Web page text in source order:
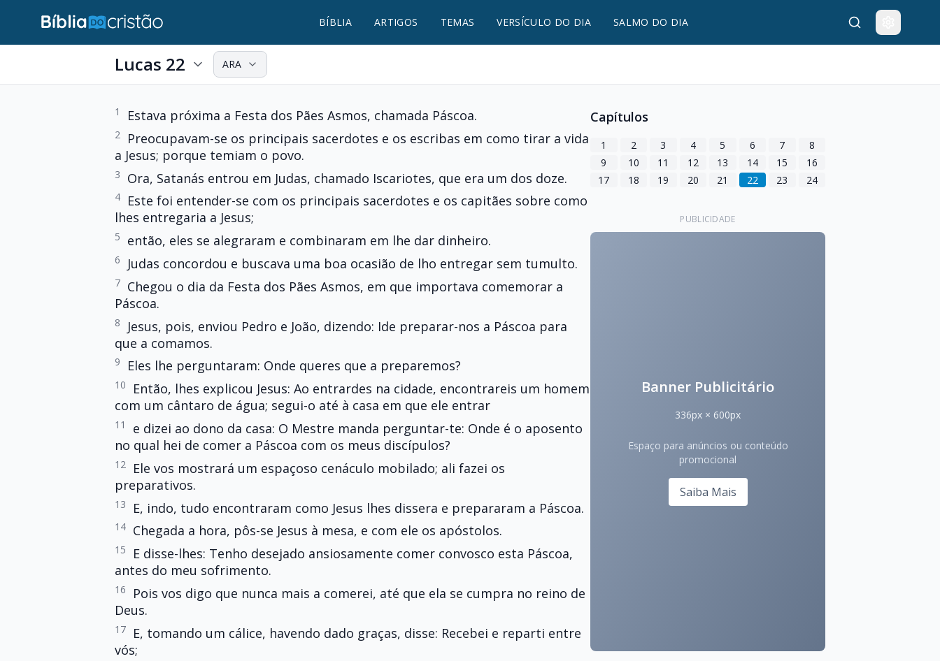
BÍBLIA ARTIGOS TEMAS VERSÍCULO DO DIA SALMO DO DIA
Lucas 22 ARA
1 Estava próxima a Festa dos Pães Asmos, chamada Páscoa.
2
Preocupavam-se os principais sacerdotes e os escribas em como tirar a vida
a Jesus; porque temiam o povo.
3 Ora, Satanás entrou em Judas, chamado Iscariotes, que era um dos doze.
4
Este foi entender-se com os principais sacerdotes e os capitães sobre como
lhes entregaria a Jesus;
5 então, eles se alegraram e combinaram em lhe dar dinheiro.
6 Judas concordou e buscava uma boa ocasião de lho entregar sem tumulto.
7 Chegou o dia da Festa dos Pães Asmos, em que importava comemorar a
Páscoa.
8
Jesus, pois, enviou Pedro e João, dizendo: Ide preparar-nos a Páscoa para
que a comamos.
9 Eles lhe perguntaram: Onde queres que a preparemos?
10
Então, lhes explicou Jesus: Ao entrardes na cidade, encontrareis um homem
com um cântaro de água; segui-o até à casa em que ele entrar
11
e dizei ao dono da casa: O Mestre manda perguntar-te: Onde é o aposento
no qual hei de comer a Páscoa com os meus discípulos?
12
Ele vos mostrará um espaçoso cenáculo mobilado; ali fazei os
preparativos.
13 E, indo, tudo encontraram como Jesus lhes dissera e prepararam a Páscoa.
14 Chegada a hora, pôs-se Jesus à mesa, e com ele os apóstolos.
15
E disse-lhes: Tenho desejado ansiosamente comer convosco esta Páscoa,
antes do meu sofrimento.
16
Pois vos digo que nunca mais a comerei, até que ela se cumpra no reino de
Deus.
17
E, tomando um cálice, havendo dado graças, disse: Recebei e reparti entre
vós;
Capítulos
1 2 3 4 5 6 7
8
9
10 11 12 13 14 15
16
17
18 19 20 21 22 23 24
PUBLICIDADE
Banner Publicitário
336px × 600px
Espaço para anúncios ou conteúdo
promocional
Saiba Mais